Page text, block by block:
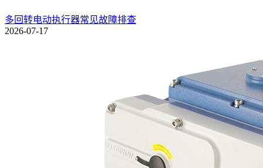
多回转电动执行器常见故障排查
2026-07-17